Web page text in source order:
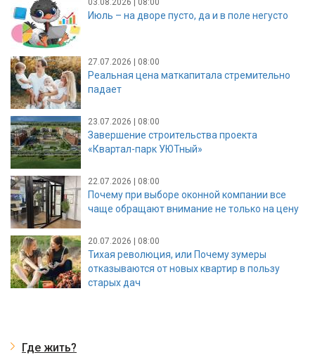
03.08.2026 | 08:00
Июль – на дворе пусто, да и в поле негусто
27.07.2026 | 08:00
Реальная цена маткапитала стремительно
падает
23.07.2026 | 08:00
Завершение строительства проекта
«Квартал-парк УЮТный»
22.07.2026 | 08:00
Почему при выборе оконной компании все
чаще обращают внимание не только на цену
20.07.2026 | 08:00
Тихая революция, или Почему зумеры
отказываются от новых квартир в пользу
старых дач
Где жить?